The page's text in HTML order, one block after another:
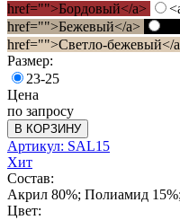
href="">Бордовый</a>
href="">Бежевый</a>
href="">Светло-бежевый</
Размер:
23-25
Цена
по запросу
В КОРЗИНУ
Артикул: SAL15
Хит
Состав:
Акрил 80%; Полиамид
Цвет: